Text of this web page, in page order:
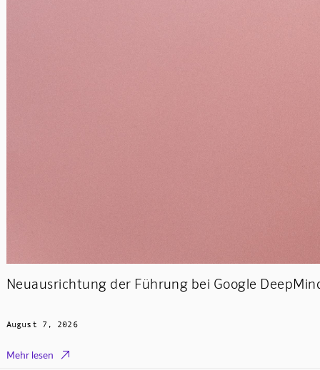
Neuausrichtung der Führung bei Google
August 7, 2026
Mehr lesen 